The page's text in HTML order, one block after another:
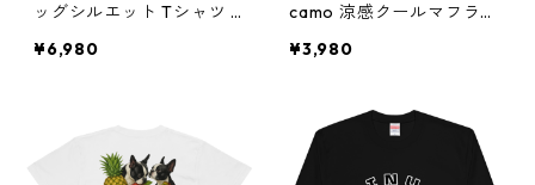
ッグシルエット Tシャツ p
¥6,980
camo 涼感クールマフラー
4
¥3,980